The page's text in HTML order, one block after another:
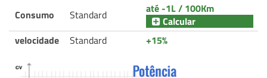
Consumo
Standard
até -1L / 100Km
Calcular
velocidade
Standard +15%